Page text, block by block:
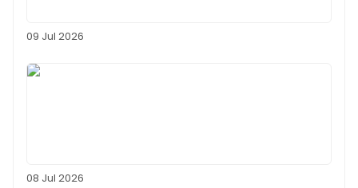
09 Jul 2026
08 Jul 2026